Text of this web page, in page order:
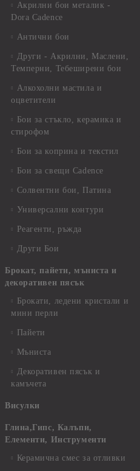
Акрилни бои металик -
Dora Cadence
Антични бои
Други - Акрилни, Маслени,
Темперни, Тебеширени бои
Алкохолни мастила и
оцветители
Бои за стъкло, керамика и
стирофом
Бои за коприна и текстил
Бои за свещи Cadence
Солвентни бои, Патина
Универсални контури
Реагенти, ръжда
Други Бои
Брокат, пайети, мъниста и
декоративен пясък
Брокати, ледени кристали и
мини перли
Пайети
Мъниста
Декоративен пясък и
камъчета
Висулки
Глина,Гипс, Калъпи,
Елементи, Инструменти
Керамична смес за отливки